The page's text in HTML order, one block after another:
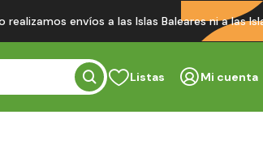
envíos a las Islas Baleares ni a las
Listas Mi cuenta